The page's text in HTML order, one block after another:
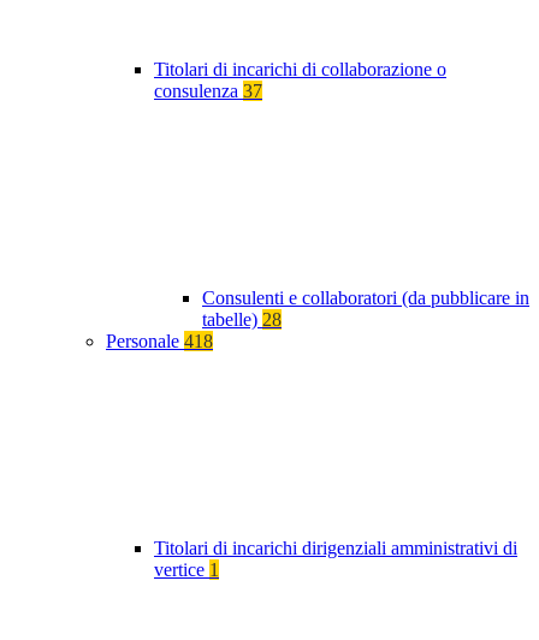
Titolari di incarichi di collaborazione o
consulenza 37
Consulenti e collaboratori (da pubblicare in
tabelle) 28
Personale 418
Titolari di incarichi dirigenziali amministrativi di
vertice 1